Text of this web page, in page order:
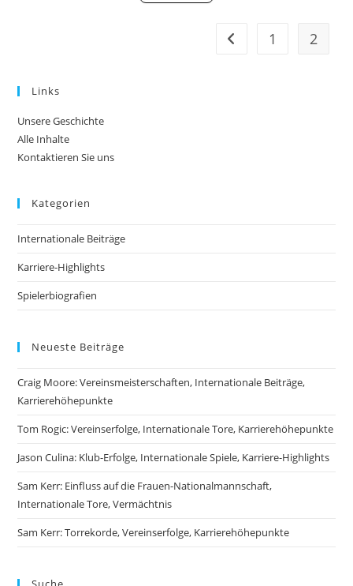
Go to the previous
1 2
Links
Unsere Geschichte
Alle Inhalte
Kontaktieren Sie uns
Kategorien
Internationale Beiträge
Karriere-Highlights
Spielerbiografien
Neueste Beiträge
Craig Moore: Vereinsmeisterschaften, Internationale Beiträge,
Karrierehöhepunkte
Tom Rogic: Vereinserfolge, Internationale Tore, Karrierehöhepunkte
Jason Culina: Klub-Erfolge, Internationale Spiele, Karriere-Highlights
Sam Kerr: Einfluss auf die Frauen-Nationalmannschaft,
Internationale Tore, Vermächtnis
Sam Kerr: Torrekorde, Vereinserfolge, Karrierehöhepunkte